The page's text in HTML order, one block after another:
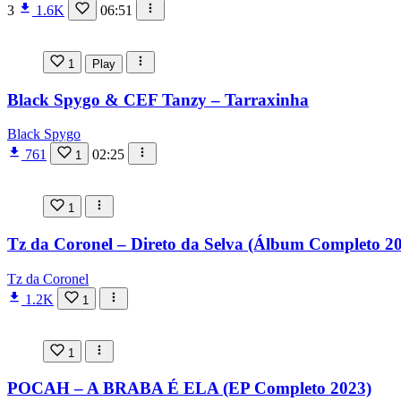
3 1.6K 06:51
1 Play
Black Spygo & CEF Tanzy – Tarraxinha
Black Spygo
761
1 02:25
1
Tz da Coronel – Direto da Selva (Álbum Completo
Tz da Coronel
1.2K
1
1
POCAH – A BRABA É ELA (EP Completo 2023)